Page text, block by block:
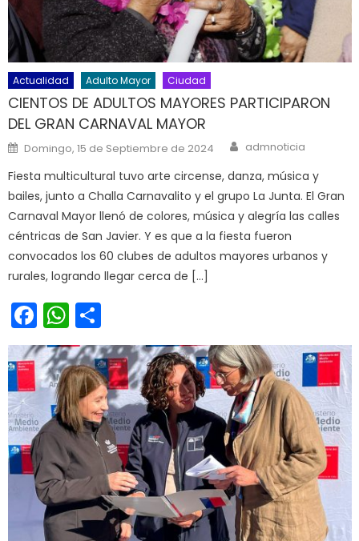
Actualidad Adulto Mayor Ciudad
CIENTOS DE ADULTOS MAYORES PARTICIPARON
DEL GRAN CARNAVAL MAYOR
Posted on
Domingo, 15 de Septiembre de 2024 Author
admnoticia
Fiesta multicultural tuvo arte circense, danza, música y
bailes, junto a Challa Carnavalito y el grupo La Junta. El Gran
Carnaval Mayor llenó de colores, música y alegría las calles
céntricas de San Javier. Y es que a la fiesta fueron
convocados los 60 clubes de adultos mayores urbanos y
rurales, logrando llegar cerca de […]
Facebook
WhatsApp